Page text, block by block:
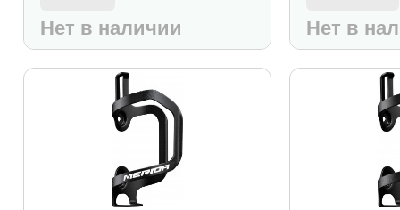
Нет в наличии Нет в